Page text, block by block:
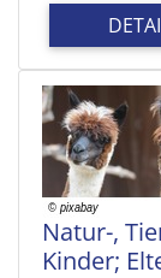
Natur-,
Kinder;